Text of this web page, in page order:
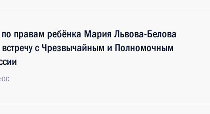
правам ребёнка Мария Львова-Белова
с Чрезвычайным и Полномочным